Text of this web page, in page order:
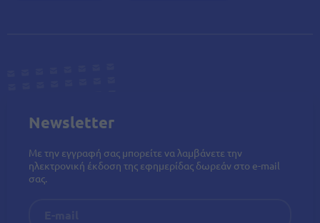
Newsletter
Με την εγγραφή σας μπορείτε να λαμβάνετε την
ηλεκτρονική έκδοση της εφημερίδας δωρεάν στο e-mail
σας.